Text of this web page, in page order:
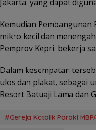
Jakarta, yang dapat
Kemudian Pembangunan
mikro kecil dan
Pemprov Kepri, bekerja
Dalam kesempatan
ulos dan plakat, sebagai
Resort Batuaji Lama dan
#Gereja Katolik Paroki